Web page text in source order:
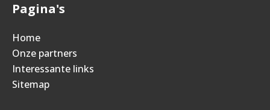
Pagina's
Home
Onze partners
Interessante links
Sitemap